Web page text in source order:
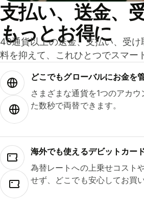
支払い、送金、
もっとお得に
40通貨以上の送金、支払い、受
料を抑えて、これひとつでスマー
どこでもグ⁠ロ⁠ー⁠バ⁠ルにお金を
さまざまな通貨を1つのアカ
た数秒で両替できます。
海外でも使えるデビットカー
為替レートへの上乗せコスト
せず、どこでも安心してお買